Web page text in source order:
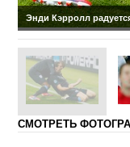
Энди Кэрролл
CМОТРЕТЬ